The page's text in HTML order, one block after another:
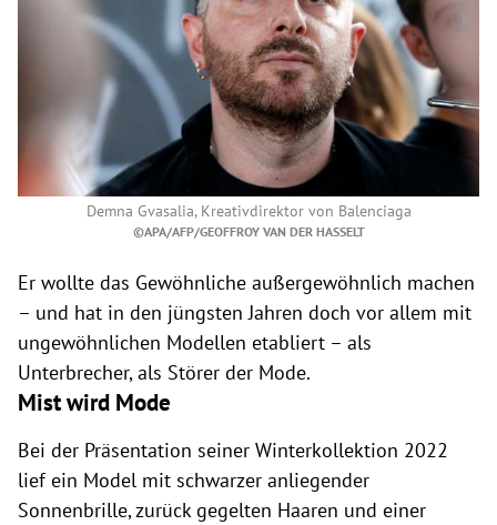
Demna Gvasalia, Kreativdirektor von Balenciaga
©APA/AFP/GEOFFROY VAN DER HASSELT
Er wollte das Gewöhnliche außergewöhnlich machen
– und hat in den jüngsten Jahren doch vor allem mit
ungewöhnlichen Modellen etabliert – als
Unterbrecher, als Störer der Mode.
Mist wird Mode
Bei der Präsentation seiner Winterkollektion 2022
lief ein Model mit schwarzer anliegender
Sonnenbrille, zurück gegelten Haaren und einer